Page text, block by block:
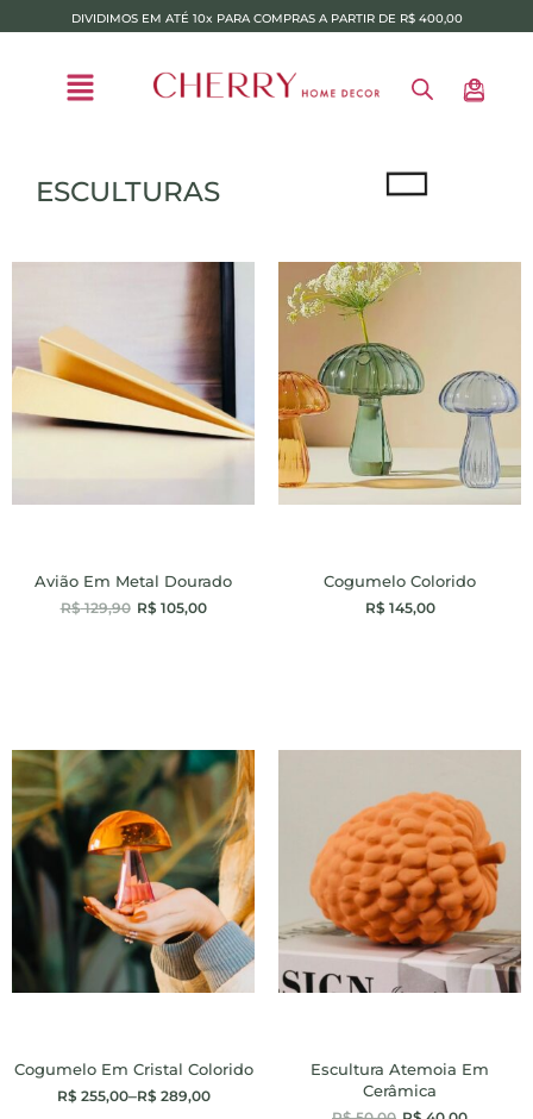
DIVIDIMOS EM ATÉ 10x PARA COMPRAS A PARTIR DE R$ 400,00
ESCULTURAS
Avião Em Metal Dourado
R$129,90 R$ 105,00
Cogumelo Colorido
R$ 145,00
Cogumelo Em Cristal Colorido
R$ 255,00–R$ 289,00
Escultura Atemoia Em
Cerâmica